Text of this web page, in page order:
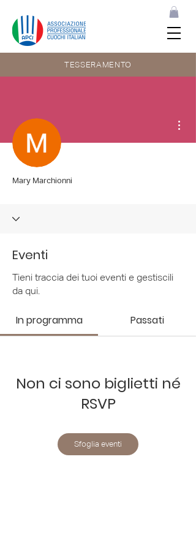
TESSERAMENTO
Mary Marchionni
Eventi
Tieni traccia dei tuoi eventi e gestiscili
da qui.
In programma Passati
Non ci sono biglietti né
RSVP
Sfoglia eventi